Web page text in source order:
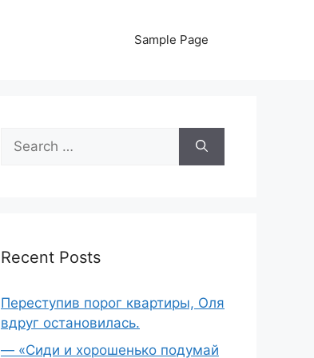
Sample Page
Search
for:
Recent Posts
Переступив порог квартиры, Оля
вдруг остановилась.
— «Сиди и хорошенько подумай